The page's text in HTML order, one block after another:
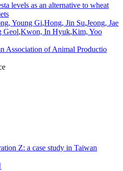
levels as an alternative to wheat
Young Gi,Hong, Jin Su,Jeong, Jae
Geol,Kwon, In Hyuk,Kim, Yoo
Association of Animal Productio
Z: a case study in Taiwan